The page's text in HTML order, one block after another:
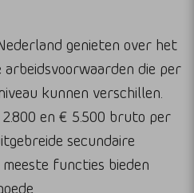
genieten over het
die per
kunnen verschillen.
en € 5.500 bruto per
secundaire
functies bieden